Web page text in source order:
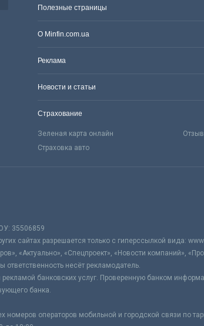
Полезные страницы
О Minfin.com.ua
Реклама
Новости и статьи
Страхование
Зеленая карта онлайн
Страховка авто
35506859
сайтах разрешается только с гиперссылкой вида:
«Актуально», «Спецпроект», «Новости компаний»,
несёт рекламодатель.
банковских услуг. Проверенную банком
банка.
номеров операторов мобильной и городской связи по